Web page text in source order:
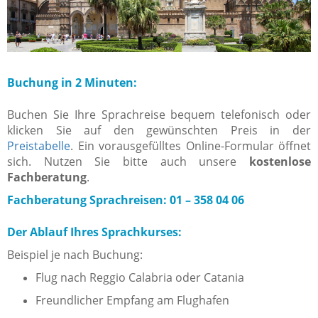
Buchung in 2 Minuten:
Buchen Sie Ihre Sprachreise bequem telefonisch oder
klicken Sie auf den gewünschten Preis in der
Preistabelle. Ein vorausgefülltes Online-Formular öffnet
sich. Nutzen Sie bitte auch unsere kostenlose
Fachberatung.
Fachberatung Sprachreisen: 01 – 358 04 06
Der Ablauf Ihres Sprachkurses:
Beispiel je nach Buchung:
Flug nach Reggio Calabria oder Catania
Freundlicher Empfang am Flughafen